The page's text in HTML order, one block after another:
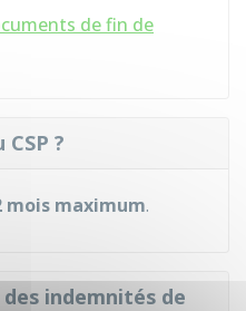
de fin de
?
mois maximum.
indemnités de